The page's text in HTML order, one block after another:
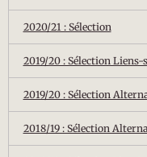
2020/21 : Sélection
2019/20 : Sélection Liens-
2019/20 : Sélection
2018/19 : Sélection